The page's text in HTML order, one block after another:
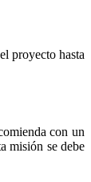
proyecto hasta
con un
misión se debe